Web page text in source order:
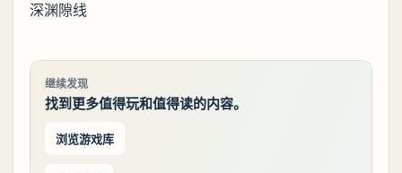
深渊隙线
继续发现
找到更多值得玩和值得读的内容。
浏览游戏库